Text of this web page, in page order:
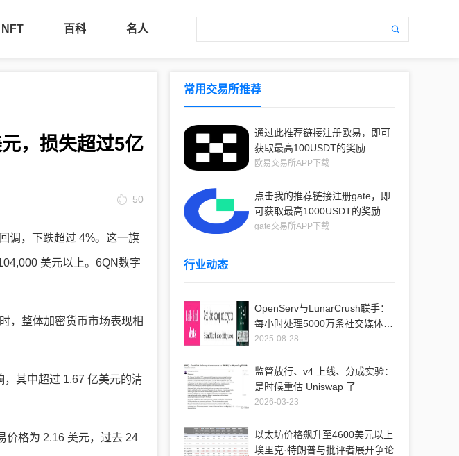
NFT 百科 名人
，损失超过5亿
50
调，下跌超过 4%。这一旗
美元以上。6QN数字
，整体加密货币市场表现相
其中超过 1.67 亿美元的清
价格为 2.16 美元，过去 24
常用交易所推荐
通过此推荐链接注册欧易，即可
获取最高100USDT的奖励
欧易交易所APP下载
点击我的推荐链接注册gate，即
可获取最高1000USDT的奖励
gate交易所APP下载
行业动态
OpenServ与LunarCrush联手：
每小时处理5000万条社交媒体帖
子，赋能AI应用创新
2025-08-28
监管放行、v4 上线、分成实验：
是时候重估 Uniswap 了
2026-03-23
以太坊价格飙升至4600美元以上
埃里克·特朗普与批评者展开争论